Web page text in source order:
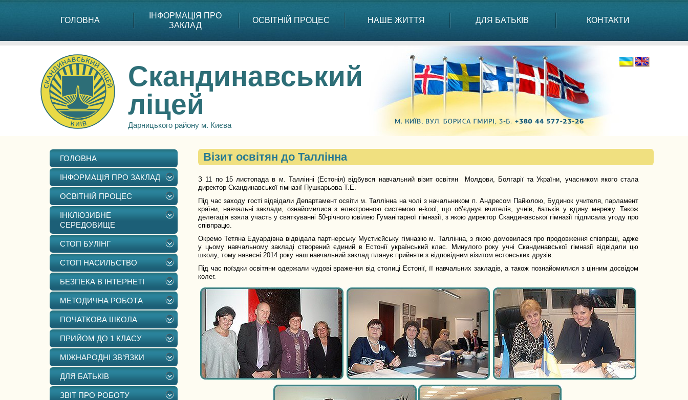
ГОЛОВНА
ІНФОРМАЦІЯ ПРО
ЗАКЛАД
ОСВІТНІЙ ПРОЦЕС НАШЕ ЖИТТЯ ДЛЯ БАТЬКІВ КОНТАКТИ
Скандинавський
ліцей
Дарницького району м. Києва
ГОЛОВНА
ІНФОРМАЦІЯ ПРО ЗАКЛАД
ОСВІТНІЙ ПРОЦЕС
ІНКЛЮЗИВНЕ
СЕРЕДОВИЩЕ
СТОП БУЛІНГ
СТОП НАСИЛЬСТВО
БЕЗПЕКА В ІНТЕРНЕТІ
МЕТОДИЧНА РОБОТА
ПОЧАТКОВА ШКОЛА
ПРИЙОМ ДО 1 КЛАСУ
МІЖНАРОДНІ ЗВ’ЯЗКИ
ДЛЯ БАТЬКІВ
ЗВІТ ПРО РОБОТУ
Візит освітян до Таллінна
З 11 по 15 листопада в м. Таллінні (Естонія) відбувся навчальний візит освітян Молдови, Болгарії та України, учасником якого стала
директор Скандинавської гімназії Пушкарьова Т.Е.
Під час заходу гості відвідали Департамент освіти м. Таллінна на чолі з начальником п. Андресом Пайюлою, Будинок учителя, парламент
країни, навчальні заклади, ознайомилися з електронною системою e-kool, що об’єднує вчителів, учнів, батьків у єдину мережу. Також
делегація взяла участь у святкуванні 50-річного ювілею Гуманітарної гімназії, з якою директор Скандинавської гімназії підписала угоду про
співпрацю.
Окремо Тетяна Едуардівна відвідала партнерську Мустиєйську гімназію м. Таллінна, з якою домовилася про продовження співпраці, адже
у цьому навчальному закладі створений єдиний в Естонії український клас. Минулого року учні Скандинавської гімназії відвідали цю
школу, тому навесні 2014 року наш навчальний заклад планує прийняти з відповідним візитом естонських друзів.
Під час поїздки освітяни одержали чудові враження від столиці Естонії, її навчальних закладів, а також познайомилися з цінним досвідом
колег.